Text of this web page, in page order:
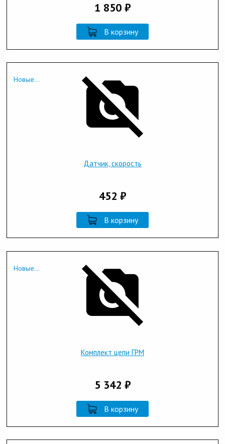
1 850 ₽
В корзину
Новые...
Датчик, скорость
452 ₽
В корзину
Новые...
Комплект цепи ГРМ
5 342 ₽
В корзину